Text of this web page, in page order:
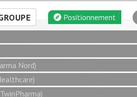
Positionnement
Nord)